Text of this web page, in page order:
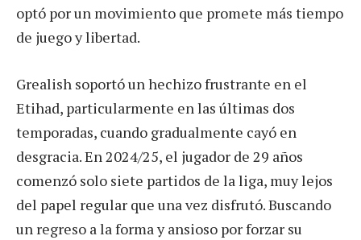
optó por un movimiento que promete más tiempo
de juego y libertad.
Grealish soportó un hechizo frustrante en el
Etihad, particularmente en las últimas dos
temporadas, cuando gradualmente cayó en
desgracia. En 2024/25, el jugador de 29 años
comenzó solo siete partidos de la liga, muy lejos
del papel regular que una vez disfrutó. Buscando
un regreso a la forma y ansioso por forzar su